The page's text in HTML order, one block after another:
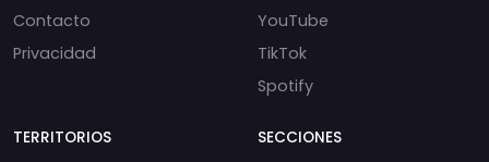
Contacto
Privacidad
YouTube
TikTok
Spotify
TERRITORIOS SECCIONES